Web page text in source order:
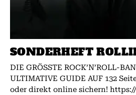
SONDERHEFT
DIE GRÖSSTE ROCK’N’ROLL-
ULTIMATIVE GUIDE AUF 132
oder direkt online sichern!